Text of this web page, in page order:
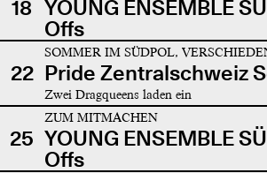
18 YOUNG ENSEMBLE
Offs
22
SOMMER IM SÜDPOL,
Pride Zentralschweiz
Zwei Dragqueens laden ein
25
ZUM MITMACHEN
YOUNG ENSEMBLE
Offs